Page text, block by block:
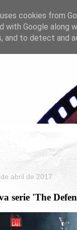
abril de 2017
serie 'The
cookies from
with Google along
and to detect and